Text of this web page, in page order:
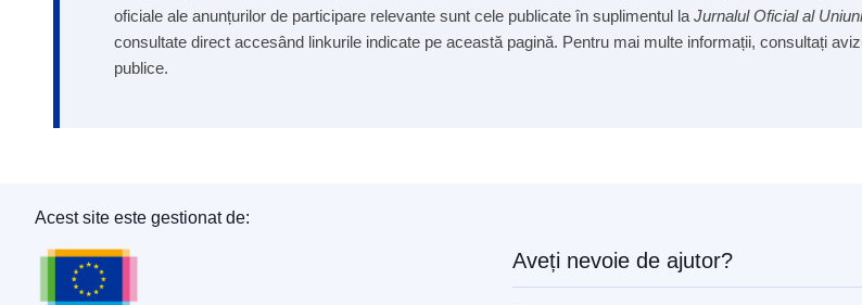
oficiale ale anunțurilor de participare relevante sunt cele publicate în suplimentul la Jurnalul Oficial al
consultate direct accesând linkurile indicate pe această pagină. Pentru mai multe informații, consultați
publice.
Oficiul pentru Publicații al Uniunii Europene
Acest site este gestionat de:
Aveți nevoie de ajutor?